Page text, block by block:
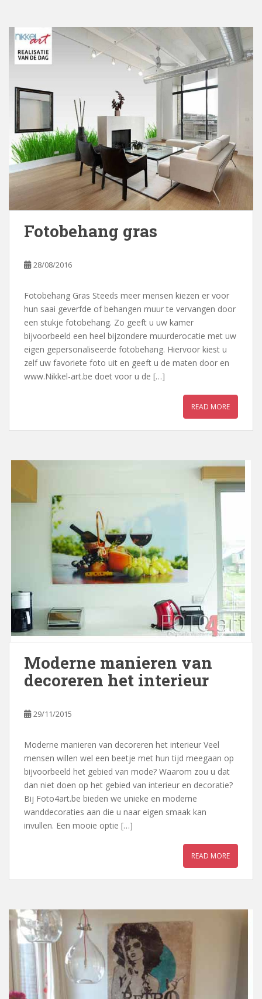
Fotobehang gras
28/08/2016
Fotobehang Gras Steeds meer mensen kiezen er voor
hun saai geverfde of behangen muur te vervangen door
een stukje fotobehang. Zo geeft u uw kamer
bijvoorbeeld een heel bijzondere muurderocatie met uw
eigen gepersonaliseerde fotobehang. Hiervoor kiest u
zelf uw favoriete foto uit en geeft u de maten door en
www.Nikkel-art.be doet voor u de […]
READ MORE
Moderne manieren van
decoreren het interieur
29/11/2015
Moderne manieren van decoreren het interieur Veel
mensen willen wel een beetje met hun tijd meegaan op
bijvoorbeeld het gebied van mode? Waarom zou u dat
dan niet doen op het gebied van interieur en decoratie?
Bij Foto4art.be bieden we unieke en moderne
wanddecoraties aan die u naar eigen smaak kan
invullen. Een mooie optie […]
READ MORE